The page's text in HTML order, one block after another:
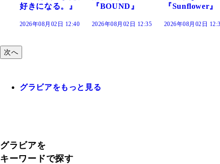
『BOUND』
2026年08月02日 12:35
『Sunflower』
2026年08月02日 12:30
だまり』
2026年08月02日
次へ
グラビアをもっと見る
グラビアを
キーワードで探す